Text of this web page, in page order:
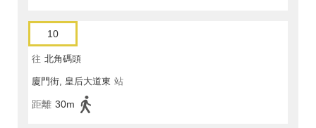
10
往 北角碼頭
廈門街, 皇后大道東 站
距離 30m